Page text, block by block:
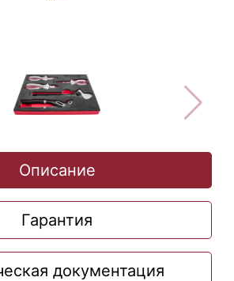
Описание
Гарантия
документация